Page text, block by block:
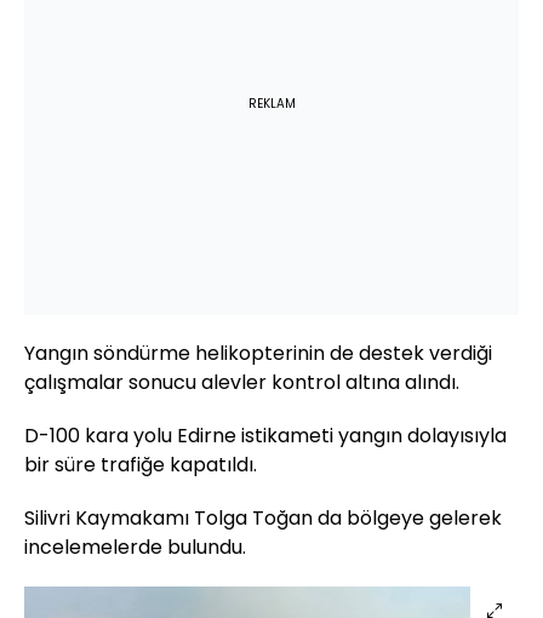
REKLAM
Yangın söndürme helikopterinin de destek verdiği
çalışmalar sonucu alevler kontrol altına alındı.
D-100 kara yolu Edirne istikameti yangın dolayısıyla
bir süre trafiğe kapatıldı.
Silivri Kaymakamı Tolga Toğan da bölgeye gelerek
incelemelerde bulundu.